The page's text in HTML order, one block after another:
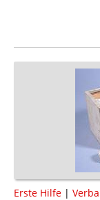
Erste Hilfe |